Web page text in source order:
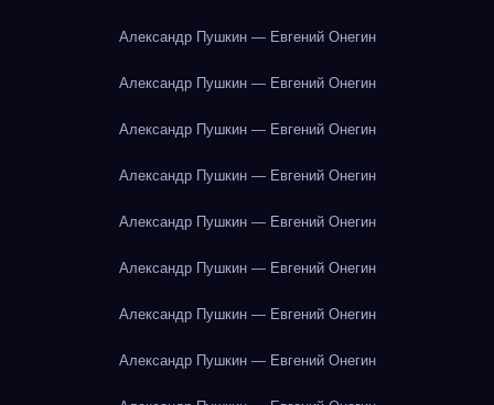
Александр Пушкин — Евгений Онегин
Александр Пушкин — Евгений Онегин
Александр Пушкин — Евгений Онегин
Александр Пушкин — Евгений Онегин
Александр Пушкин — Евгений Онегин
Александр Пушкин — Евгений Онегин
Александр Пушкин — Евгений Онегин
Александр Пушкин — Евгений Онегин